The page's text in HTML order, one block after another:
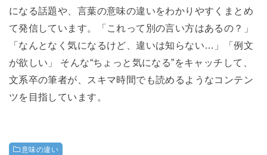
になる話題や、言葉の意味の違いをわかりやすくまとめ
て発信しています。「これって別の言い方はあるの？」
「なんとなく気になるけど、違いは知らない…」「例文
が欲しい」 そんな“ちょっと気になる”をキャッチして、
文系卒の筆者が、スキマ時間でも読めるようなコンテン
ツを目指しています。
意味の違い